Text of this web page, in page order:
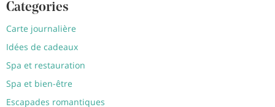
Categories
Carte journalière
Idées de cadeaux
Spa et restauration
Spa et bien-être
Escapades romantiques